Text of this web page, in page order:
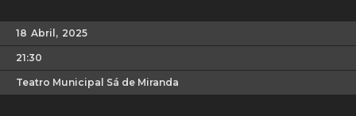
18 Abril, 2025
21:30
Teatro Municipal Sá de Miranda